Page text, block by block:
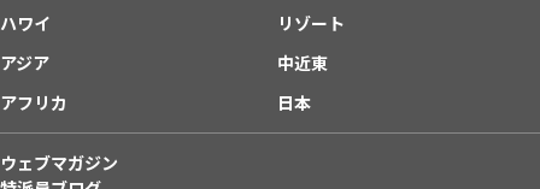
ハワイ
リゾート
アジア
中近東
アフリカ
日本
ウェブマガジン